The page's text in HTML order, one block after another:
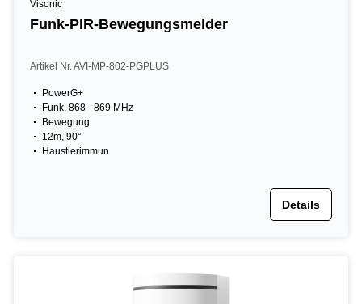
Visonic
Funk-PIR-Bewegungsmelder
Artikel Nr. AVI-MP-802-PGPLUS
PowerG+
Funk, 868 - 869 MHz
Bewegung
12m, 90°
Haustierimmun
Details